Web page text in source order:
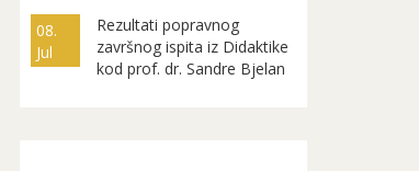
08.
Jul
Rezultati popravnog
završnog ispita iz Didaktike
kod prof. dr. Sandre Bjelan